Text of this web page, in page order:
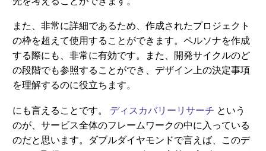
また、非常に詳細であるため、作成されたプロジェクト
の枠を超えて使用することができます。ペルソナを作成
する際にも、非常に有効です。また、開発サイクルのど
の段階でも参照することができ、デザイン上の決定事項
を理解するのに役立ちます。
にも言えることです。 ディスカバリーリサーチ という
のが、サービス全体のフレームワークの中に入っている
のだと思います。ダブルダイヤモンドで言えば、このデ